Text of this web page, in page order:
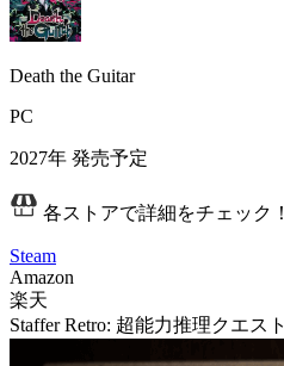
Death the Guitar
PC
2027年 発売予定
各ストアで詳細をチェック！
Steam
Amazon
楽天
Staffer Retro: 超能力推理クエスト